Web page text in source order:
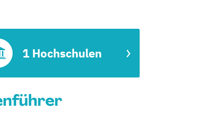
1 Hochschulen